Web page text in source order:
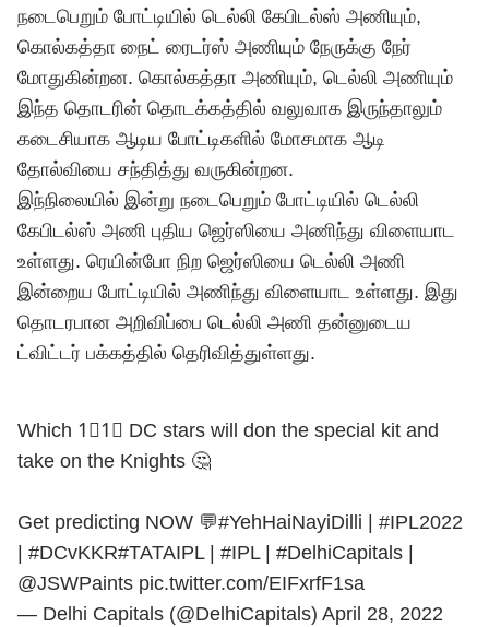
நடைபெறும் போட்டியில் டெல்லி கேபிடல்ஸ் அணியும்,
கொல்கத்தா நைட் ரைடர்ஸ் அணியும் நேருக்கு நேர்
மோதுகின்றன. கொல்கத்தா அணியும், டெல்லி அணியும்
இந்த தொடரின் தொடக்கத்தில் வலுவாக இருந்தாலும்
கடைசியாக ஆடிய போட்டிகளில் மோசமாக ஆடி
தோல்வியை சந்தித்து வருகின்றன.
இந்நிலையில் இன்று நடைபெறும் போட்டியில் டெல்லி
கேபிடல்ஸ் அணி புதிய ஜெர்ஸியை அணிந்து விளையாட
உள்ளது. ரெயின்போ நிற ஜெர்ஸியை டெல்லி அணி
இன்றைய போட்டியில் அணிந்து விளையாட உள்ளது. இது
தொடரபான அறிவிப்பை டெல்லி அணி தன்னுடைய
ட்விட்டர் பக்கத்தில் தெரிவித்துள்ளது.
Which 1⃣1⃣ DC stars will don the special kit and
take on the Knights 🤔
Get predicting NOW 💬#YehHaiNayiDilli
#IPL2022
#DCvKKR#TATAIPL| #IPL| #DelhiCapitals
@JSWPaints pic.twitter.com/EIFxrfF1sa
— Delhi Capitals (@DelhiCapitals) April 28, 2022